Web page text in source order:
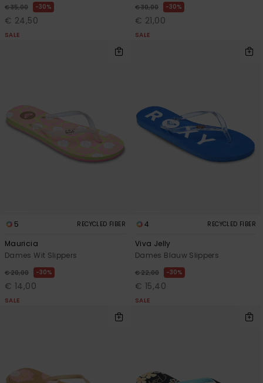
€ 35,00 30%
€ 24,50
SALE
€ 30,00 30%
€ 21,00
SALE
5 RECYCLED FIBER
Mauricia
Dames Wit Slippers
€ 20,00 30%
€ 14,00
SALE
4 RECYCLED FIBER
Viva Jelly
Dames Blauw Slippers
€ 22,00 30%
€ 15,40
SALE